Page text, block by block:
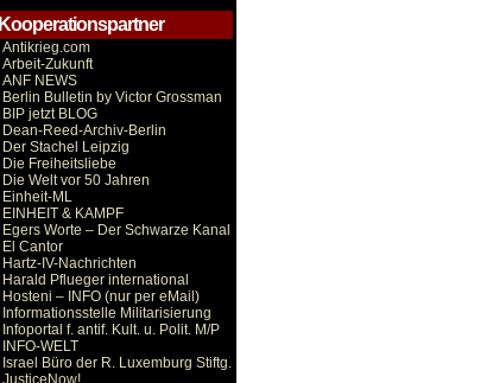
Kooperationspartner
Antikrieg.com
Arbeit-Zukunft
ANF NEWS
Berlin Bulletin by Victor Grossman
BIP jetzt BLOG
Dean-Reed-Archiv-Berlin
Der Stachel Leipzig
Die Freiheitsliebe
Die Welt vor 50 Jahren
Einheit-ML
EINHEIT & KAMPF
Egers Worte – Der Schwarze Kanal
El Cantor
Hartz-IV-Nachrichten
Harald Pflueger international
Hosteni – INFO (nur per eMail)
Informationsstelle Militarisierung
Infoportal f. antif. Kult. u. Polit. M/P
INFO-WELT
Israel Büro der R. Luxemburg Stiftg.
JusticeNow!